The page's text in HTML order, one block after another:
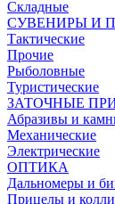
Складные
СУВЕНИРЫ И
Тактические
Прочие
Рыболовные
Туристические
ЗАТОЧНЫЕ
Абразивы и
Механические
Электрические
ОПТИКА
Дальномеры и
Прицелы и